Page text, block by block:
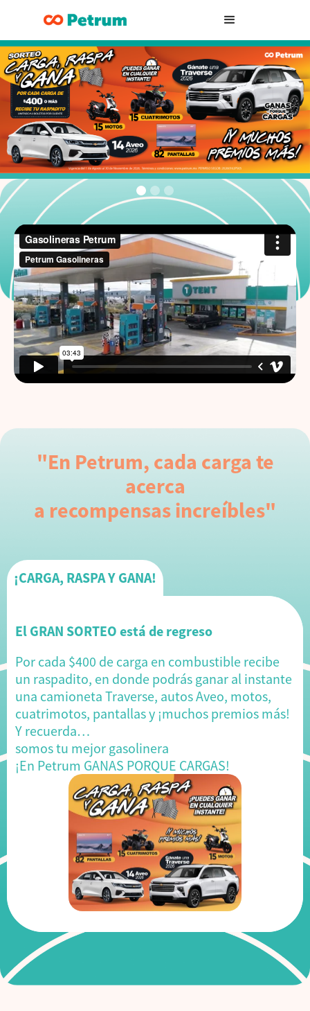
"En Petrum, cada carga te
acerca
a recompensas increíbles"
¡CARGA, RASPA Y GANA!
El GRAN SORTEO está de regreso
Por cada $400 de carga en combustible recibe
un raspadito, en donde podrás ganar al instante
una camioneta Traverse, autos Aveo, motos,
cuatrimotos, pantallas y ¡muchos premios más!
Y recuerda…
somos tu mejor gasolinera
¡En Petrum GANAS PORQUE CARGAS!